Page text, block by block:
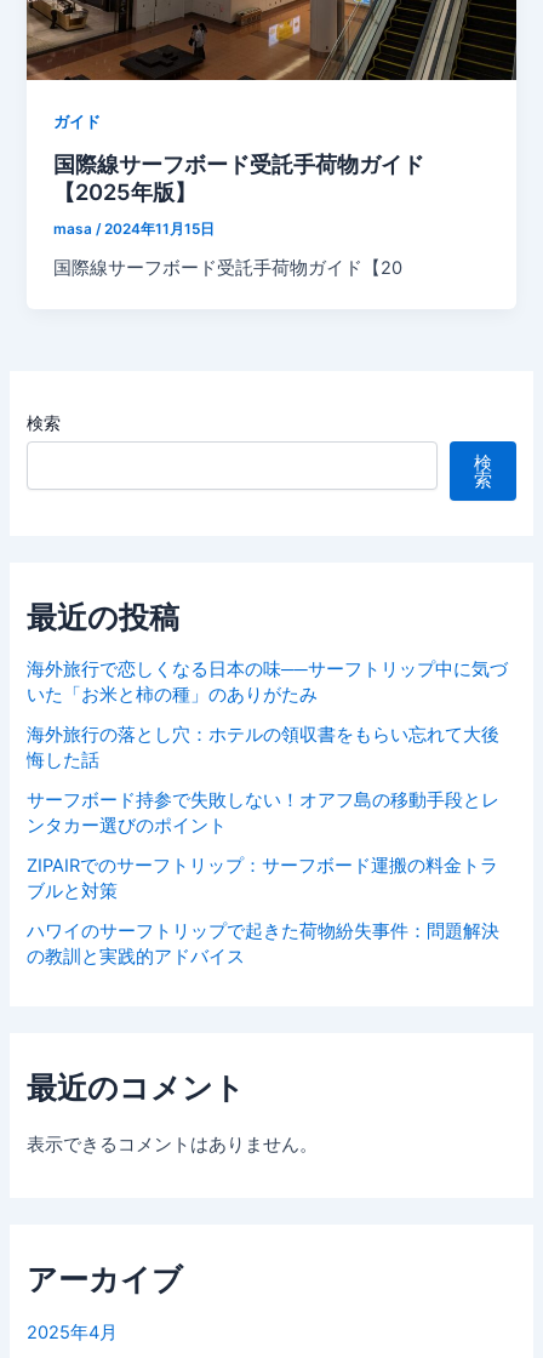
ガイド
国際線サーフボード受託手荷物ガイド
【2025年版】
masa /2024年11月15日
国際線サーフボード受託手荷物ガイド【20
検索
検
索
最近の投稿
海外旅行で恋しくなる日本の味──サーフトリップ中に気づ
いた「お米と柿の種」のありがたみ
海外旅行の落とし穴：ホテルの領収書をもらい忘れて大後
悔した話
サーフボード持参で失敗しない！オアフ島の移動手段とレ
ンタカー選びのポイント
ZIPAIRでのサーフトリップ：サーフボード運搬の料金トラ
ブルと対策
ハワイのサーフトリップで起きた荷物紛失事件：問題解決
の教訓と実践的アドバイス
最近のコメント
表示できるコメントはありません。
アーカイブ
2025年4月